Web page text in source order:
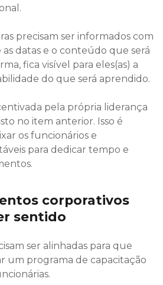
precisam ser informados com
datas e o conteúdo que será
fica visível para eles(as) a
do que será aprendido.
pela própria liderança
no item anterior. Isso é
os funcionários e
para dedicar tempo e
corporativos
sentido
ser alinhadas para que
um programa de capacitação